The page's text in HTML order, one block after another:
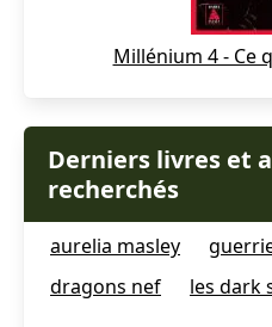
Millénium 4 - Ce
Derniers livres et
recherchés
aurelia masley
dragons nef
les dark